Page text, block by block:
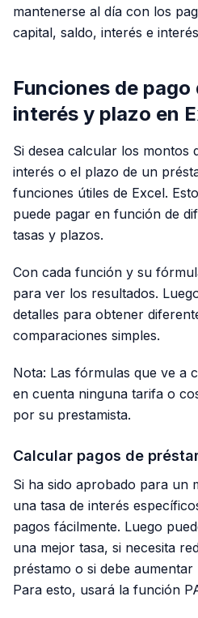
mantenerse al día con los
capital, saldo, interés e
Funciones de
interés y plazo en
Si desea calcular los montos
interés o el plazo de un
funciones útiles de Excel.
puede pagar en función de
tasas y plazos.
Con cada función y su
para ver los resultados.
detalles para obtener
comparaciones simples.
Nota: Las fórmulas que ve a
en cuenta ninguna tarifa o
por su prestamista.
Calcular pagos de
Si ha sido aprobado para un
una tasa de interés
pagos fácilmente. Luego
una mejor tasa, si necesita
préstamo o si debe aumentar
Para esto, usará la función